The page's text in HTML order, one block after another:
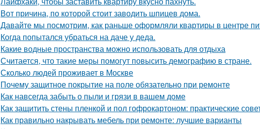
Вот причина, по которой стоит заводить шпицев дома.
Давайте мы посмотрим, как раньше оформляли квартиры в центре
Когда попытался убраться на даче у деда.
Какие водные пространства можно использовать для отдыха
Считается, что такие меры помогут повысить демографию в стране.
Сколько людей проживает в Москве
Почему защитное покрытие на поле обязательно при ремонте
Как навсегда забыть о пыли и грязи в вашем доме
Как защитить стены пленкой и пол гофрокартоном: практические
Как правильно накрывать мебель при ремонте: лучшие варианты